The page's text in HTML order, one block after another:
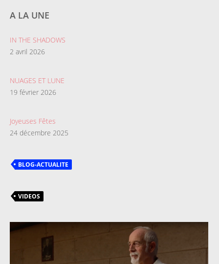
A LA UNE
IN THE SHADOWS
2 avril 2026
NUAGES ET LUNE
19 février 2026
Joyeuses Fêtes
24 décembre 2025
BLOG-ACTUALITE
VIDEOS